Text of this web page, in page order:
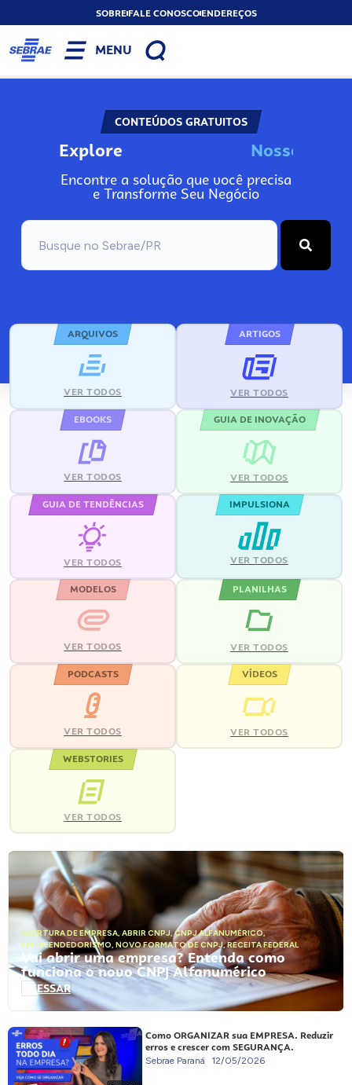
SOBREFALE CONOSCOENDEREÇOS
MENU
CONTEÚDOS GRATUITOS
Explore Nosso
Encontre a solução que você precisa
e Transforme Seu Negócio
ARQUIVOS
VER TODOS
ARTIGOS
VER TODOS
EBOOKS
VER TODOS
GUIA DE INOVAÇÃO
VER TODOS
GUIA DE TENDÊNCIAS
VER TODOS
IMPULSIONA
VER TODOS
MODELOS
VER TODOS
PLANILHAS
VER TODOS
PODCASTS
VER TODOS
VÍDEOS
VER TODOS
WEBSTORIES
VER TODOS
ABERTURA DE EMPRESA, ABRIR CNPJ,CNPJ ALFANUMÉRICO,
EMPREENDEDORISMO, NOVO FORMATO DE CNPJ,RECEITA FEDERAL
Vai abrir uma empresa? Entenda como
funciona o novo CNPJ Alfanumérico
ACESSAR
Como ORGANIZAR sua EMPRESA. Reduzir
erros e crescer com SEGURANÇA.
Sebrae Paraná 12/05/2026